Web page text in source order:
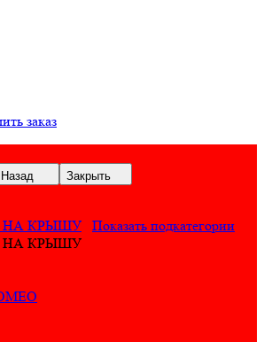
заказ
Назад Закрыть
НА КРЫШУ
Показать подкатегории
НА КРЫШУ